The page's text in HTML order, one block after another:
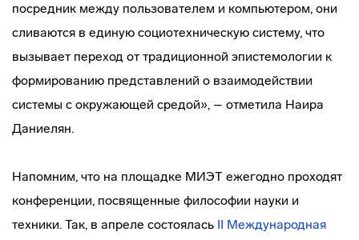
посредник между пользователем и компьютером, они
сливаются в единую социотехническую систему, что
вызывает переход от традиционной эпистемологии к
формированию представлений о взаимодействии
системы с окружающей средой», – отметила Наира
Даниелян.
Напомним, что на площадке МИЭТ ежегодно проходят
конференции, посвященные философии науки и
техники. Так, в апреле состоялась II Международная